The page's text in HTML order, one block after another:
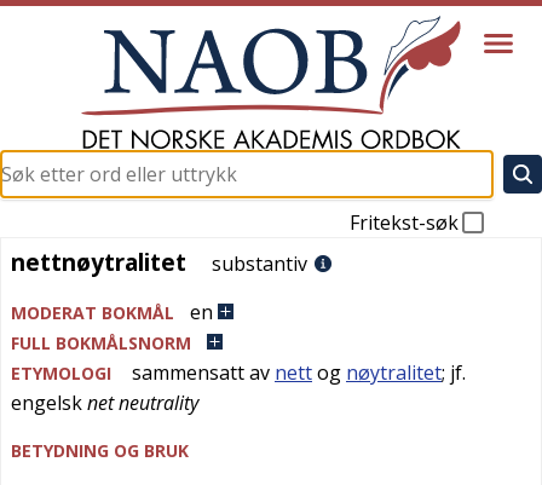
Fritekst-søk
nettnøytralitet
nettnøytralitet substantiv
MODERAT BOKMÅL en
FULL BOKMÅLSNORM
ETYMOLOGI
sammensatt av nettog nøytralitet; jf.
engelsknet neutrality
BETYDNING OG BRUK